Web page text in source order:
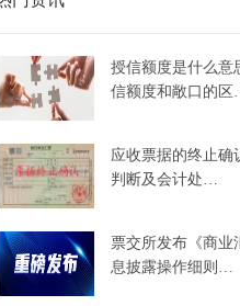
授信额度是什么意
信额度和敞口的
应收票据的终止确
判断及会计处…
票交所发布《商业
息披露操作细则…